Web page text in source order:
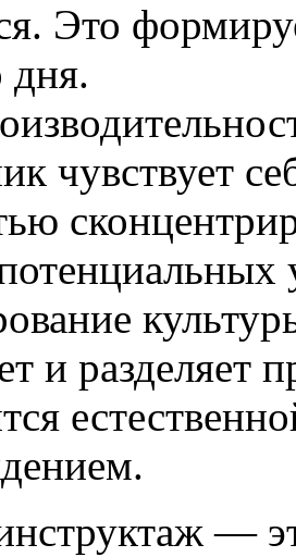
Это
дня.
чувствует
и разделяет
—